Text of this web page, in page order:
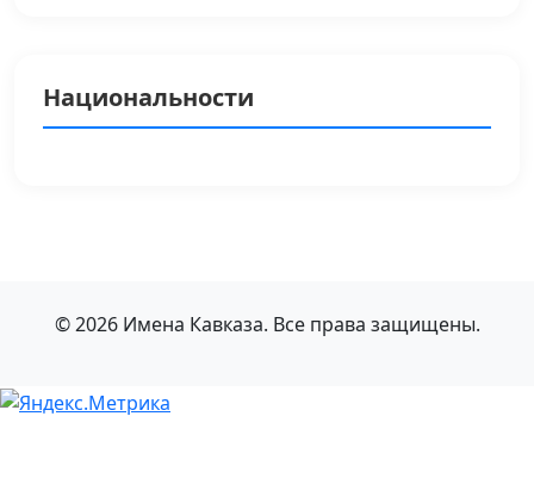
Национальности
© 2026 Имена Кавказа. Все права защищены.